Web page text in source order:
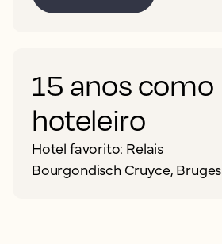
15 anos como
hoteleiro
Hotel favorito: Relais
Bourgondisch Cruyce, Bruges